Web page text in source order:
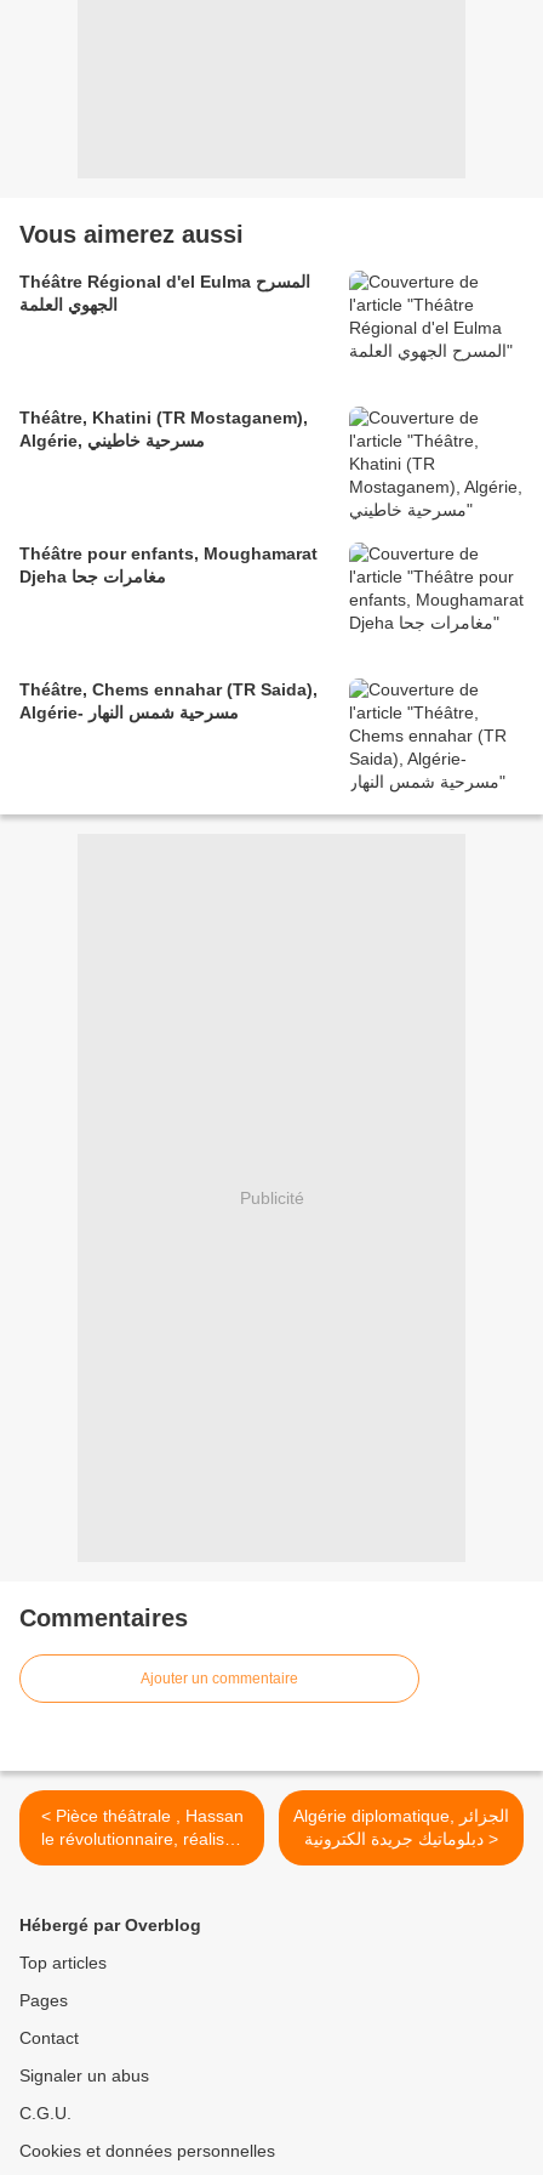
Vous aimerez aussi
Théâtre Régional d'el Eulma المسرح
الجهوي العلمة
Théâtre, Khatini (TR Mostaganem),
Algérie, مسرحية خاطيني
Théâtre pour enfants, Moughamarat
Djeha مغامرات جحا
Théâtre, Chems ennahar (TR Saida),
Algérie- مسرحية شمس النهار
Publicité
Commentaires
Ajouter un commentaire
< Pièce théâtrale , Hassan
le révolutionnaire, réalisée
en 1957 par Rouiched
Algérie diplomatique, الجزائر
دبلوماتيك جريدة الكترونية >
Hébergé par Overblog
Top articles
Pages
Contact
Signaler un abus
C.G.U.
Cookies et données personnelles